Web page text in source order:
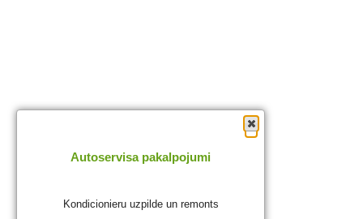
Autoservisa pakalpojumi
Kondicionieru uzpilde un remonts